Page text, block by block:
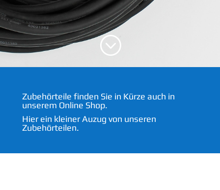
;
Zubehörteile finden Sie in Kürze auch in
unserem Online Shop.
Hier ein kleiner Auzug von unseren
Zubehörteilen.